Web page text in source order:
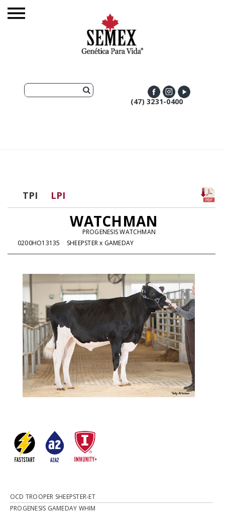
(47) 3231-0400
TPI LPI
WATCHMAN
PROGENESIS WATCHMAN
0200HO13135
SHEEPSTER x GAMEDAY
OCD TROOPER SHEEPSTER-ET
PROGENESIS GAMEDAY WHIM